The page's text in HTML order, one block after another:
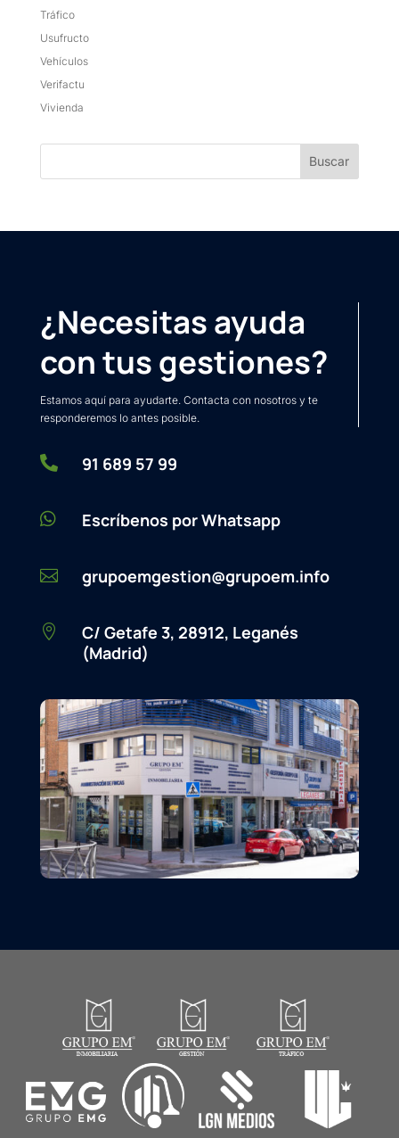
Tráfico
Usufructo
Vehículos
Verifactu
Vivienda
¿Necesitas ayuda
con tus gestiones?
Estamos aquí para ayudarte. Contacta con nosotros y te
responderemos lo antes posible.
 91 689 57 99
 Escríbenos por Whatsapp
 grupoemgestion@grupoem.info

C/ Getafe 3, 28912, Leganés
(Madrid)